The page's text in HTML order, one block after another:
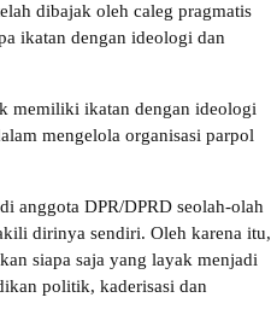
dibajak oleh caleg pragmatis
ikatan dengan ideologi dan
memiliki ikatan dengan ideologi
mengelola organisasi parpol
anggota DPR/DPRD seolah-olah
dirinya sendiri. Oleh karena itu,
siapa saja yang layak menjadi
politik, kaderisasi dan